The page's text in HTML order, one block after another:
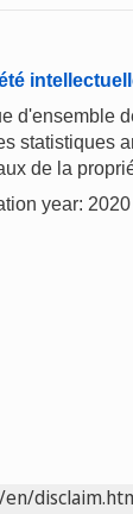
d'ensemble
statistiques
de la
year: 2020